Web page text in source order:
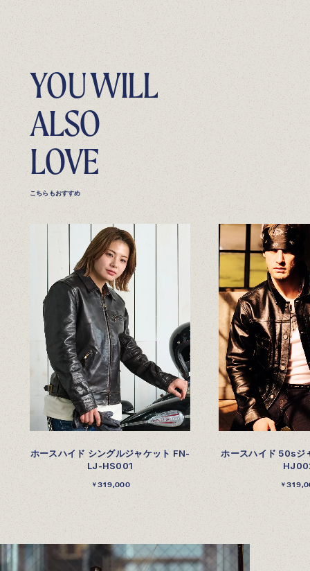
YOU WILL
ALSO
LOVE
こちらもおすすめ
ホースハイド シングルジャケット FN-
LJ-HS001
￥319,000
ホースハイド 50sジ
￥